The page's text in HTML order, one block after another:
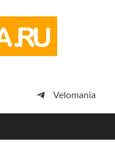
просто
Velomania